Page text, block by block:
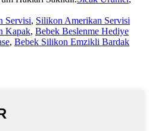
Servisi, Silikon Amerikan Servisi
Kapak, Bebek Beslenme Hediye
, Bebek Silikon Emzikli Bardak